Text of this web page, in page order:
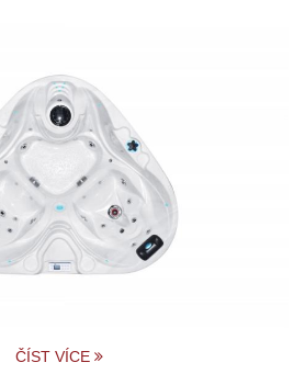
ČÍST VÍCE